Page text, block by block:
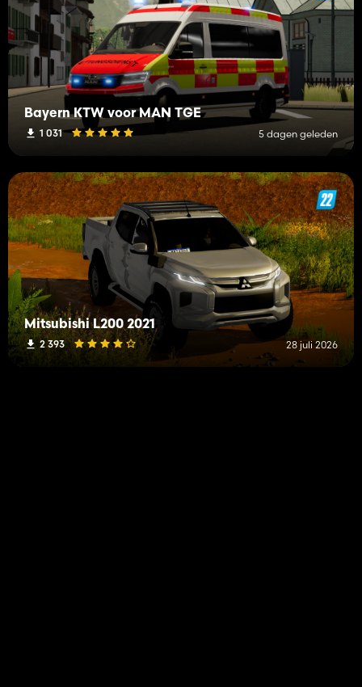
Bayern KTW voor MAN TGE
1 031 5 dagen geleden
Mitsubishi L200 2021
2 393 28 juli 2026